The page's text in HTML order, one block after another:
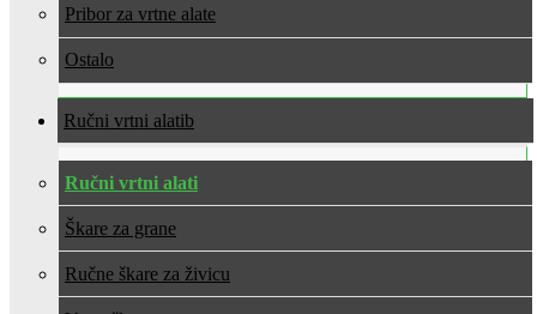
Pribor za vrtne alate
Ostalo
Ručni vrtni alati
Ručni vrtni alati
Škare za grane
Ručne škare za živicu